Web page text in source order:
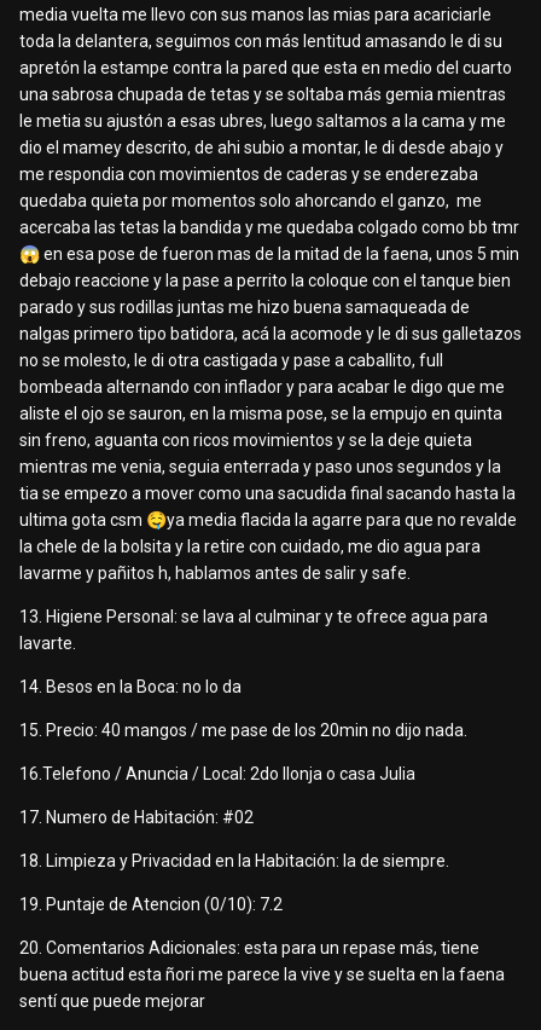
media vuelta me llevo con sus manos las mias para acariciarle
toda la delantera, seguimos con más lentitud amasando le di su
apretón la estampe contra la pared que esta en medio del cuarto
una sabrosa chupada de tetas y se soltaba más gemia mientras
le metia su ajustón a esas ubres, luego saltamos a la cama y me
dio el mamey descrito, de ahi subio a montar, le di desde abajo y
me respondia con movimientos de caderas y se enderezaba
quedaba quieta por momentos solo ahorcando el ganzo, me
acercaba las tetas la bandida y me quedaba colgado como bb tmr
😱en esa pose de fueron mas de la mitad de la faena, unos 5 min
debajo reaccione y la pase a perrito la coloque con el tanque bien
parado y sus rodillas juntas me hizo buena samaqueada de
nalgas primero tipo batidora, acá la acomode y le di sus galletazos
no se molesto, le di otra castigada y pase a caballito, full
bombeada alternando con inflador y para acabar le digo que me
aliste el ojo se sauron, en la misma pose, se la empujo en quinta
sin freno, aguanta con ricos movimientos y se la deje quieta
mientras me venia, seguia enterrada y paso unos segundos y la
tia se empezo a mover como una sacudida final sacando hasta la
ultima gota csm 🤤ya media flacida la agarre para que no revalde
la chele de la bolsita y la retire con cuidado, me dio agua para
lavarme y pañitos h, hablamos antes de salir y safe.
13. Higiene Personal: se lava al culminar y te ofrece agua para
lavarte.
14. Besos en la Boca: no lo da
15. Precio: 40 mangos / me pase de los 20min no dijo nada.
16.Telefono / Anuncia / Local: 2do llonja o casa Julia
17. Numero de Habitación: #02
18. Limpieza y Privacidad en la Habitación: la de siempre.
19. Puntaje de Atencion (0/10): 7.2
20. Comentarios Adicionales: esta para un repase más, tiene
buena actitud esta ñori me parece la vive y se suelta en la faena
sentí que puede mejorar